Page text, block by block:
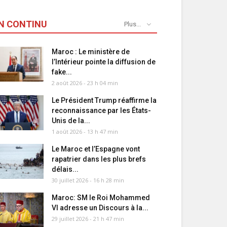
CONTINU Plus...
Maroc : Le ministère de
l’Intérieur pointe la diffusion de
fake...
2 août 2026 - 23 h 04 min
Le Président Trump réaffirme la
reconnaissance par les États-
Unis de la...
1 août 2026 - 13 h 47 min
Le Maroc et l’Espagne vont
rapatrier dans les plus brefs
délais...
30 juillet 2026 - 16 h 28 min
Maroc: SM le Roi Mohammed
VI adresse un Discours à la...
29 juillet 2026 - 21 h 47 min